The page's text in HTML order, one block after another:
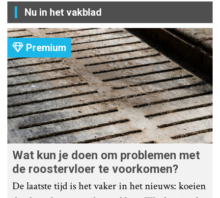
Nu in het vakblad
Premium
Wat kun je doen om problemen met
de roostervloer te voorkomen?
De laatste tijd is het vaker in het nieuws: koeien